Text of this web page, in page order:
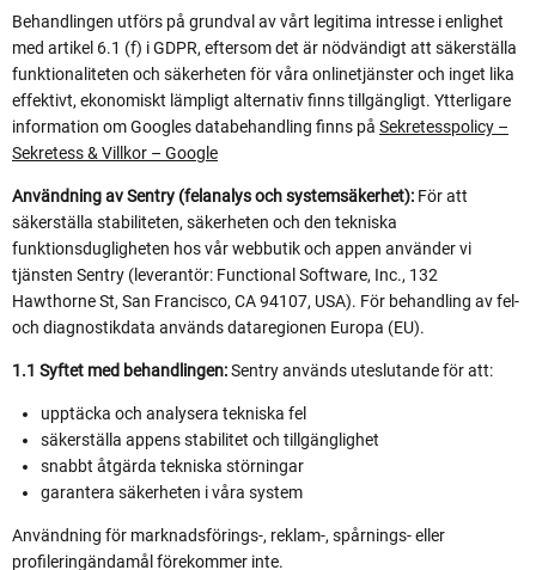
Behandlingen utförs på grundval av vårt legitima intresse i enlighet
med artikel 6.1 (f) i GDPR, eftersom det är nödvändigt att säkerställa
funktionaliteten och säkerheten för våra onlinetjänster och inget lika
effektivt, ekonomiskt lämpligt alternativ finns tillgängligt. Ytterligare
information om Googles databehandling finns på Sekretesspolicy –
Sekretess & Villkor – Google
Användning av Sentry (felanalys och systemsäkerhet): För att
säkerställa stabiliteten, säkerheten och den tekniska
funktionsdugligheten hos vår webbutik och appen använder vi
tjänsten Sentry (leverantör: Functional Software, Inc., 132
Hawthorne St, San Francisco, CA 94107, USA). För behandling av fel-
och diagnostikdata används dataregionen Europa (EU).
1.1 Syftet med behandlingen:Sentry används uteslutande för att:
upptäcka och analysera tekniska fel
säkerställa appens stabilitet och tillgänglighet
snabbt åtgärda tekniska störningar
garantera säkerheten i våra system
Användning för marknadsförings-, reklam-, spårnings- eller
profileringändamål förekommer inte.